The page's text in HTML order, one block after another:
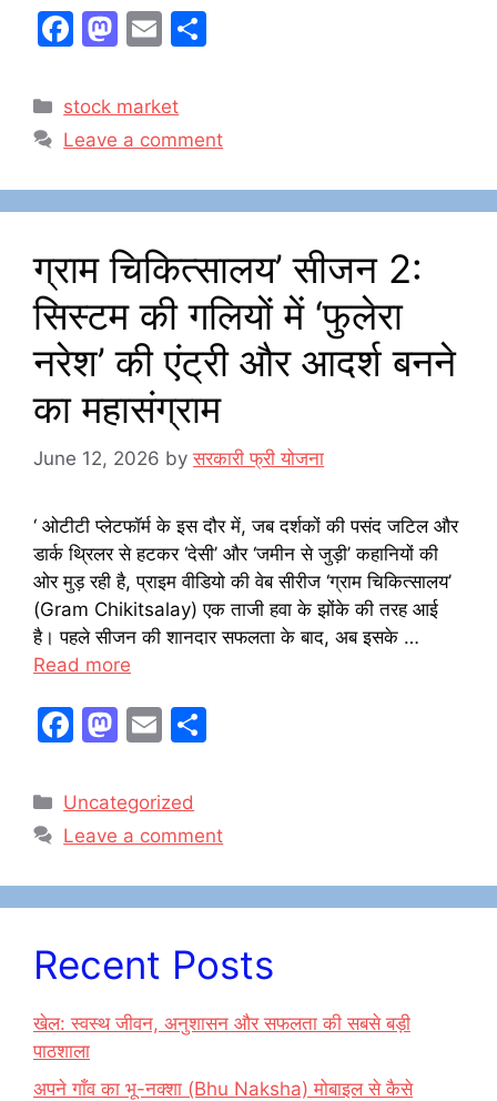
F
c
e
o
k
M
st
o
o
n
E
ai
l
e
Categories
stock market
Leave a comment
ग्राम चिकित्सालय’ सीजन 2:
सिस्टम की गलियों में ‘फुलेरा
नरेश’ की एंट्री और आदर्श बनने
का महासंग्राम
June 12, 2026 byसरकारी फ्री योजना
‘ ओटीटी प्लेटफॉर्म के इस दौर में, जब दर्शकों की पसंद जटिल और
डार्क थ्रिलर से हटकर ‘देसी’ और ‘जमीन से जुड़ी’ कहानियों की
ओर मुड़ रही है, प्राइम वीडियो की वेब सीरीज ‘ग्राम चिकित्सालय’
(Gram Chikitsalay) एक ताजी हवा के झोंके की तरह आई
है। पहले सीजन की शानदार सफलता के बाद, अब इसके …
Read more
F
c
e
o
k
M
st
o
o
E
ai
l
e
Categories
Uncategorized
Leave a comment
Recent Posts
खेल: स्वस्थ जीवन, अनुशासन और सफलता की सबसे बड़ी
पाठशाला
अपने गाँव का भू-नक्शा (Bhu Naksha) मोबाइल से कैसे